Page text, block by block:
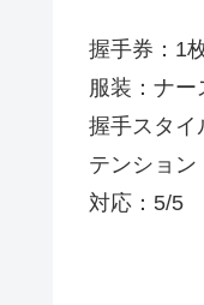
握手券：1
服装：ナー
握手スタイ
テンション
対応：5/5